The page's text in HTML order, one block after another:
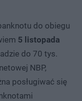
do obiegu
5 listopada
do 70 tys.
NBP,
posługiwać się